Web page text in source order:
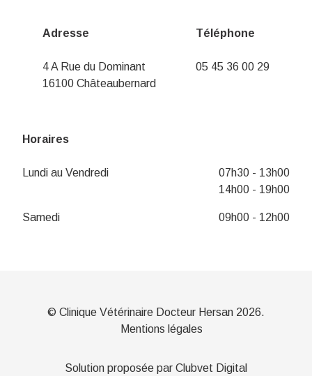
Adresse
4 A Rue du Dominant
16100 Châteaubernard
Téléphone
05 45 36 00 29
Horaires
Lundi au Vendredi
07h30 - 13h00
14h00 - 19h00
Samedi 09h00 - 12h00
© Clinique Vétérinaire Docteur Hersan 2026.
Mentions légales
Solution proposée par Clubvet Digital